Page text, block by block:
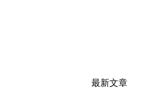
最新文章